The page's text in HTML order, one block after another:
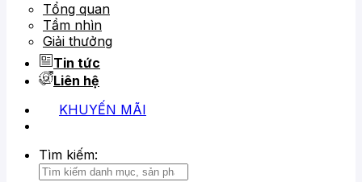
Tổng quan
Tầm nhìn
Giải thưởng
Tin tức
Liên hệ
KHUYẾN MÃI
Tìm kiếm: